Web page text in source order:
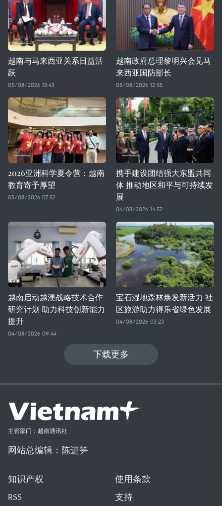
越南与马来西亚关系日益活
跃
05/08/2026 13:43
越南政府总理黎明兴会见马
来西亚国防部长
05/08/2026 12:55
2026亚洲科学夏令营：越南
教育寄予厚望
05/08/2026 07:52
携手建设团结强大东盟共同
体 推动地区和平与可持续发
展
04/08/2026 14:52
越南启动越澳战略技术合作
研究计划 助力科技创新能力
提升
04/08/2026 09:44
宝石湿地森林焕发新活力 社
区旅游助力得乐省绿色发展
04/08/2026 03:23
下载更多
主管部门：越南通讯社
网站总编辑：陈进笋
知识产权
使用条款
RSS
支持